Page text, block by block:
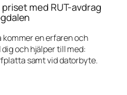
med RUT-avdrag
en erfaren och
och hjälper till med:
samt vid datorbyte.